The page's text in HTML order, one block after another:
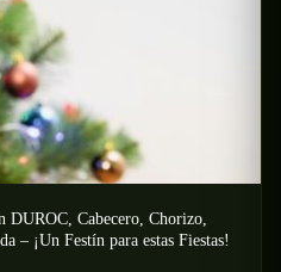
DUROC, Cabecero, Chorizo,
– ¡Un Festín para estas Fiestas!